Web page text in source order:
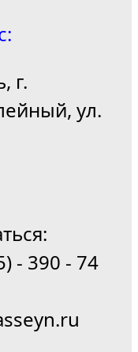
г.
ул.
- 390 - 74